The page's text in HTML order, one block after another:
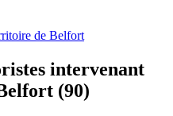
de Belfort
intervenant
(90)